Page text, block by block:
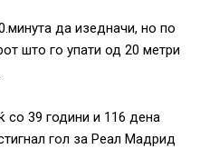
да изедначи, но по
што го упати од 20 метри
со 39 години и 116 дена
гол за Реал Мадрид